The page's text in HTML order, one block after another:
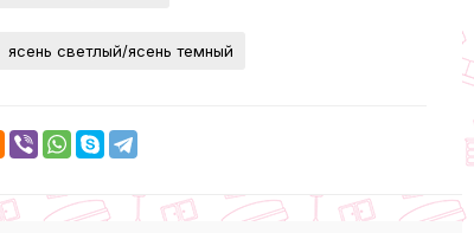
ясень светлый/ясень темный